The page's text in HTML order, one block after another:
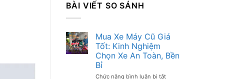
BÀI VIẾT SO SÁNH
Mua Xe Máy Cũ Giá
Tốt: Kinh Nghiệm
Chọn Xe An Toàn, Bền
Bỉ
Chức năng bình luận bị tắtở